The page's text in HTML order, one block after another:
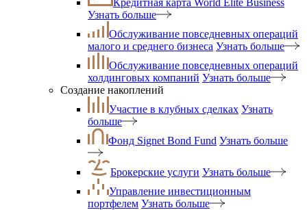
Кредитная карта World Elite Business
Узнать больше
Обслуживание повседневных операций
малого и среднего бизнеса Узнать больше
Обслуживание повседневных операций
холдинговых компаний Узнать больше
Создание накоплений
Участие в клубных сделках Узнать
больше
Фонд Signet Bond Fund Узнать больше
Брокерские услуги Узнать больше
Управление инвестиционным
портфелем Узнать больше